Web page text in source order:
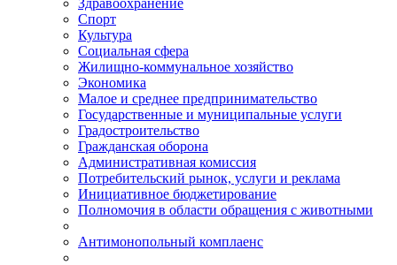
Здравоохранение
Спорт
Культура
Социальная сфера
Жилищно-коммунальное хозяйство
Экономика
Малое и среднее предпринимательство
Государственные и муниципальные услуги
Градостроительство
Гражданская оборона
Административная комиссия
Потребительский рынок, услуги и реклама
Инициативное бюджетирование
Полномочия в области обращения с животными
Антимонопольный комплаенс